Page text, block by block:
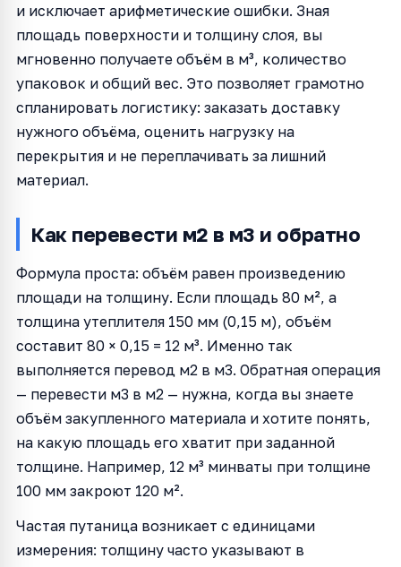
и исключает арифметические ошибки. Зная
площадь поверхности и толщину слоя, вы
мгновенно получаете объём в м³, количество
упаковок и общий вес. Это позволяет грамотно
спланировать логистику: заказать доставку
нужного объёма, оценить нагрузку на
перекрытия и не переплачивать за лишний
материал.
Как перевести м2 в м3 и обратно
Формула проста: объём равен произведению
площади на толщину. Если площадь 80 м², а
толщина утеплителя 150 мм (0,15 м), объём
составит 80 × 0,15 = 12 м³. Именно так
выполняется перевод м2 в м3. Обратная операция
— перевести м3 в м2 — нужна, когда вы знаете
объём закупленного материала и хотите понять,
на какую площадь его хватит при заданной
толщине. Например, 12 м³ минваты при толщине
100 мм закроют 120 м².
Частая путаница возникает с единицами
измерения: толщину часто указывают в